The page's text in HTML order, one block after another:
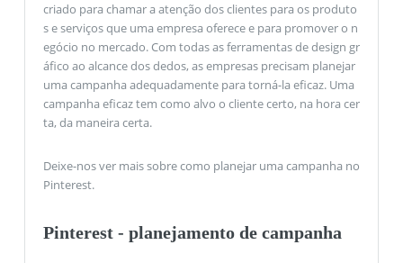
criado para chamar a atenção dos clientes para os produto
s e serviços que uma empresa oferece e para promover o n
egócio no mercado. Com todas as ferramentas de design gr
áfico ao alcance dos dedos, as empresas precisam planejar
uma campanha adequadamente para torná-la eficaz. Uma
campanha eficaz tem como alvo o cliente certo, na hora cer
ta, da maneira certa.
Deixe-nos ver mais sobre como planejar uma campanha no
Pinterest.
Pinterest - planejamento de campanha